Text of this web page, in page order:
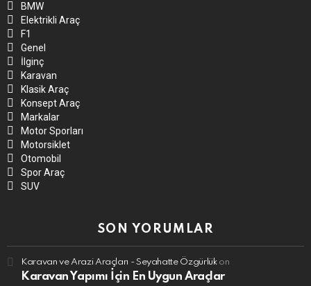
BMW
Elektrikli Araç
F1
Genel
İlginç
Karavan
Klasik Araç
Konsept Araç
Markalar
Motor Sporları
Motorsiklet
Otomobil
Spor Araç
SUV
SON YORUMLAR
Karavan ve Arazi Araçları - Seyahatte Özgürlükon
Karavan Yapımı İçin En Uygun Araçlar